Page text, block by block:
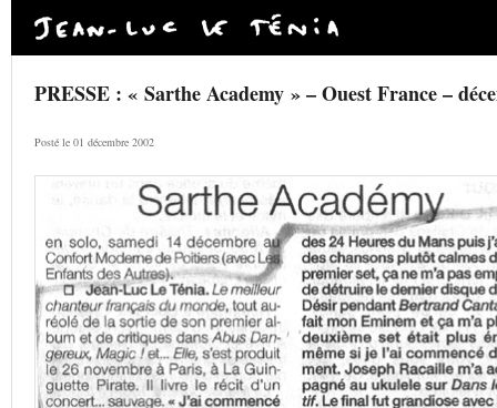
PRESSE : « Sarthe Academy » – Ouest France –
Posté le 01 décembre 2002